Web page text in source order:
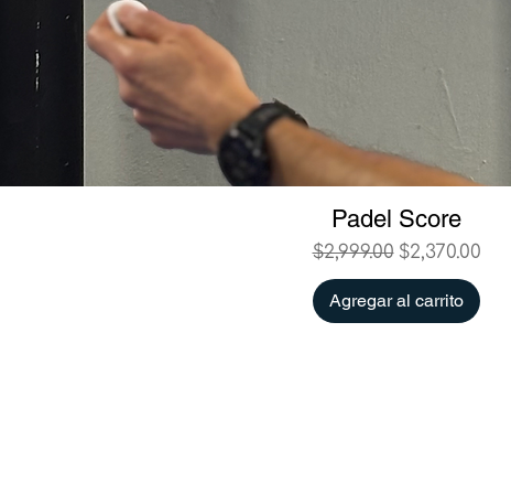
Padel Score
Precio
$2,999.00 Precio de
$2,370.00
Agregar al carrito